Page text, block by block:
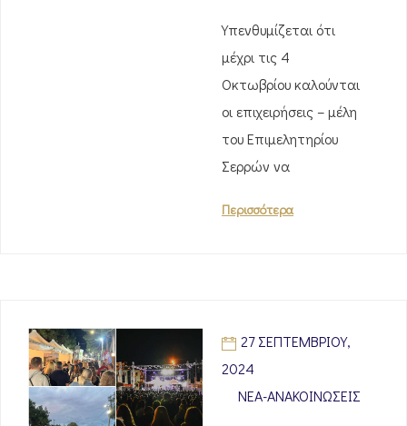
Υπενθυμίζεται ότι
μέχρι τις 4
Οκτωβρίου καλούνται
οι επιχειρήσεις – μέλη
του Επιμελητηρίου
Σερρών να
Περισσότερα
27 ΣΕΠΤΕΜΒΡΊΟΥ,
2024
ΝΈΑ-ΑΝΑΚΟΙΝΏΣΕΙΣ